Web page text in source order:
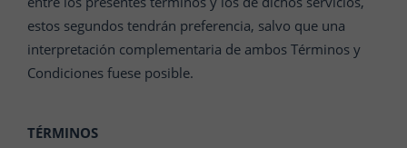
estos segundos tendrán preferencia, salvo que una
interpretación complementaria de ambos Términos y
Condiciones fuese posible.
TÉRMINOS